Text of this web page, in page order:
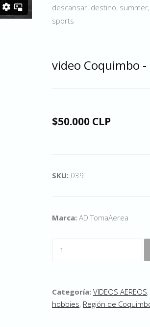
descansar, destino,
sports
video Coquimbo
$50.000 CLP
SKU: 039
Marca: AD TomaAerea
Categoría: VIDEOS AEREOS,
hobbies, Región de